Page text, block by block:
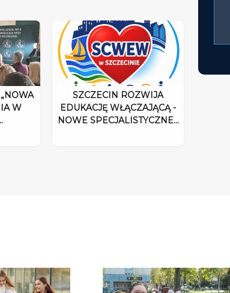
W
SZCZECIN ROZWIJA
EDUKACJĘ WŁĄCZAJĄCĄ -
NOWE SPECJALISTYCZNE…